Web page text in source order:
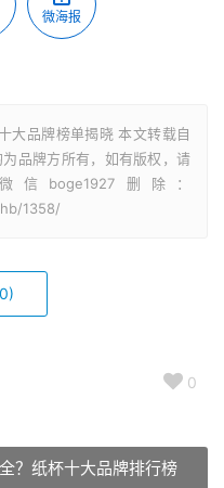
微海报
大品牌榜单揭晓 本文转载自
品牌方所有，如有版权，请
boge1927删除：
1358/
0
？纸杯十大品牌排行榜